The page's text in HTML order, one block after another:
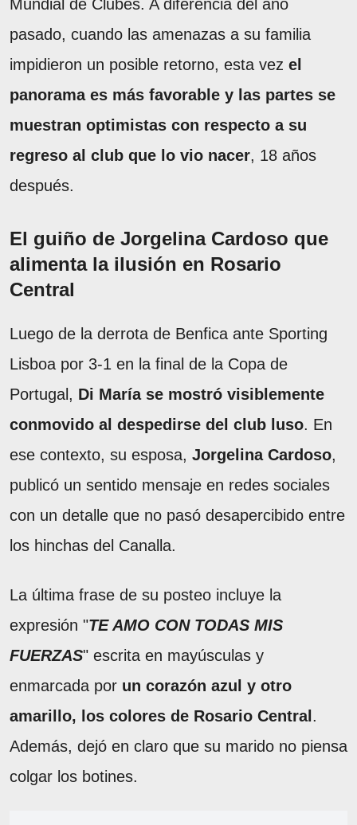
Mundial de Clubes. A diferencia del año
pasado, cuando las amenazas a su familia
impidieron un posible retorno, esta vez el
panorama es más favorable y las partes se
muestran optimistas con respecto a su
regreso al club que lo vio nacer, 18 años
después.
El guiño de Jorgelina Cardoso que
alimenta la ilusión en Rosario
Central
Luego de la derrota de Benfica ante Sporting
Lisboa por 3-1 en la final de la Copa de
Portugal, Di María se mostró visiblemente
conmovido al despedirse del club luso. En
ese contexto, su esposa, Jorgelina Cardoso,
publicó un sentido mensaje en redes sociales
con un detalle que no pasó desapercibido entre
los hinchas del Canalla.
La última frase de su posteo incluye la
expresión "TE AMO CON TODAS MIS
FUERZAS" escrita en mayúsculas y
enmarcada por un corazón azul y otro
amarillo, los colores de Rosario Central .
Además, dejó en claro que su marido no piensa
colgar los botines.